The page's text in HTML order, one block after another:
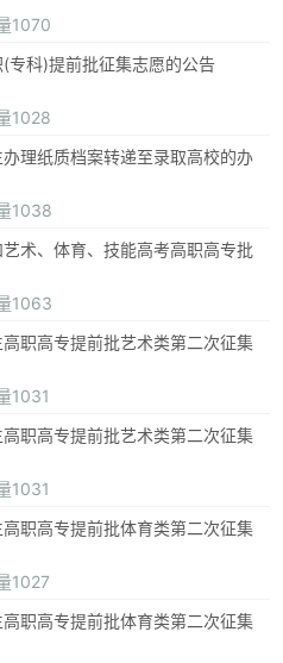
1070
专科)提前批征集志愿的公告
1028
理纸质档案转递至录取高校的办
1038
术、体育、技能高考高职高专批
1063
职高专提前批艺术类第二次征集
1031
职高专提前批艺术类第二次征集
1031
职高专提前批体育类第二次征集
1027
职高专提前批体育类第二次征集